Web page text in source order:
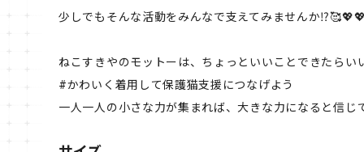
少しでもそんな活動をみんなで支えてみませんか
ねこすきやのモットーは、ちょっといいことできたらい
#かわいく着用して保護猫支援につなげよう
一人一人の小さな力が集まれば、大きな力になると信じ